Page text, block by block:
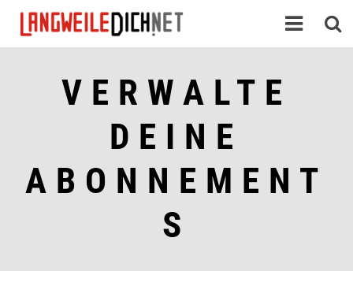
VERWALTE
DEINE
ABONNEMENT
S